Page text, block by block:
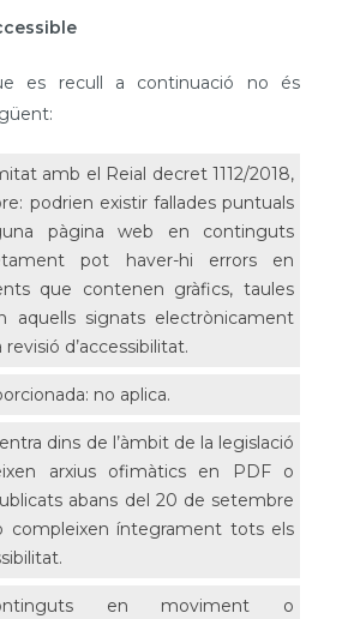
es recull a continuació no és
amb el Reial decret 1112/2018,
podrien existir fallades puntuals
pàgina web en continguts
pot haver-hi errors en
que contenen gràfics, taules
aquells signats electrònicament
d’accessibilitat.
no aplica.
dins de l’àmbit de la legislació
arxius ofimàtics en PDF o
abans del 20 de setembre
compleixen íntegrament tots els
en moviment o